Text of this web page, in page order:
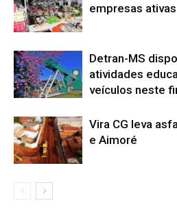
empresas ativas
Detran-MS
atividades
veículos neste
Vira CG leva
e Aimoré